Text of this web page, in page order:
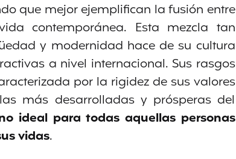
que mejor ejemplifican la fusión entre
contemporánea. Esta mezcla tan
y modernidad hace de su cultura
a nivel internacional. Sus rasgos
por la rigidez de sus valores
más desarrolladas y prósperas del
ideal para todas aquellas personas
vidas.